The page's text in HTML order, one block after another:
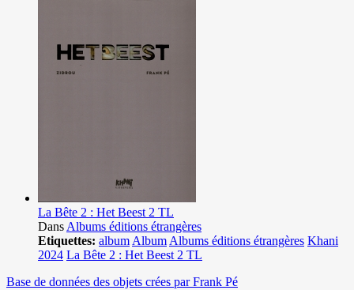
La Bête 2 : Het Beest 2 TL
Dans Albums éditions étrangères
Etiquettes: album Album Albums éditions étrangères Khani
2024 La Bête 2 : Het Beest 2 TL
Base de données des objets crées par Frank Pé